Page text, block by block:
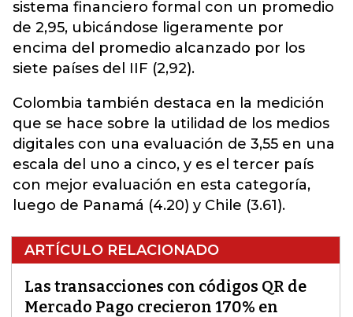
sistema financiero formal con un promedio
de 2,95, ubicándose ligeramente por
encima del promedio alcanzado por los
siete países del IIF (2,92).
Colombia también destaca en la medición
que se hace sobre la utilidad de los medios
digitales con una evaluación de 3,55 en una
escala del uno a cinco, y es el tercer país
con mejor evaluación en esta categoría,
luego de Panamá (4.20) y Chile (3.61).
ARTÍCULO RELACIONADO
Las transacciones con códigos QR de
Mercado Pago crecieron 170% en